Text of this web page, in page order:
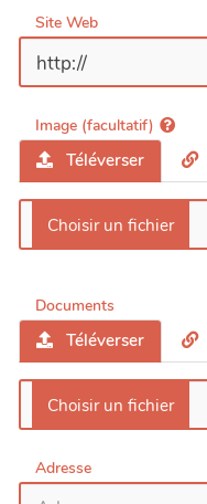
Site Web
Image (facultatif)
Téléverser
Documents
Téléverser
Adresse